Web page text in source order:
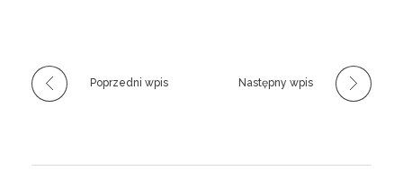
Poprzedni wpis Następny wpis